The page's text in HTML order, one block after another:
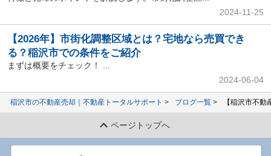
2024-11-25
【2026年】市街化調整区域とは？宅地なら売買でき
る？稲沢市での条件をご紹介
まずは概要をチェック！ ...
2024-06-04
稲沢市の不動産売却｜不動産トータルサポート ブログ一覧 【稲沢市不
ページトップへ